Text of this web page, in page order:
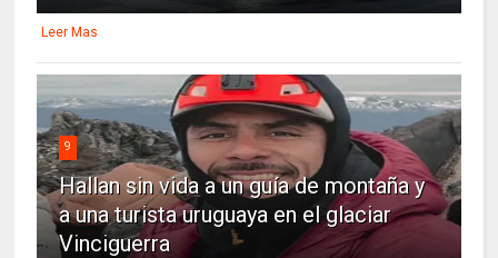
Leer Mas
9
Hallan sin vida a un guía de montaña y
a una turista uruguaya en el glaciar
Vinciguerra